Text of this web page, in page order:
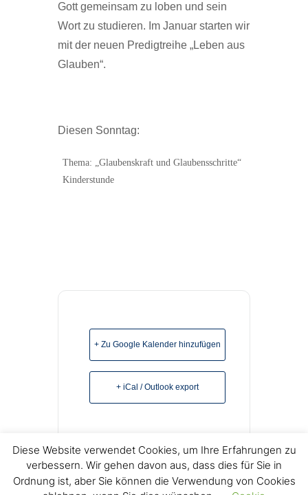
Gott gemeinsam zu loben und sein
Wort zu studieren. Im Januar starten wir
mit der neuen Predigtreihe „Leben aus
Glauben“.
Diesen Sonntag:
Thema: „Glaubenskraft und Glaubensschritte“
Kinderstunde
+ Zu Google Kalender hinzufügen
+ iCal / Outlook export
Diese Website verwendet Cookies, um Ihre Erfahrungen zu
verbessern. Wir gehen davon aus, dass dies für Sie in
Ordnung ist, aber Sie können die Verwendung von Cookies